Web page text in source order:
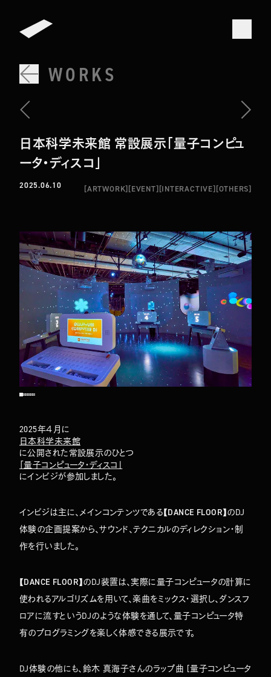
WORKS
日本科学未来館 常設展示「量子コンピュ
ータ・ディスコ」
2025.06.10 [ARTWORK][EVENT][INTERACTIVE][OTHERS]
2025年４月に
日本科学未来館
に公開された常設展示のひとつ
「量子コンピュータ・ディスコ」
にインビジが参加しました。
インビジは主に、メインコンテンツである【DANCE FLOOR】のDJ
体験の企画提案から、サウンド、テクニカルのディレクション・制
作を行いました。
【DANCE FLOOR】のDJ装置は、実際に量子コンピュータの計算に
使われるアルゴリズムを用いて、楽曲をミックス・選択し、ダンスフ
ロアに流すというDJのような体験を通して、量子コンピュータ特
有のプログラミングを楽しく体感できる展示です。
DJ体験の他にも、鈴木 真海子さんのラップ曲 [量子コンピュータ